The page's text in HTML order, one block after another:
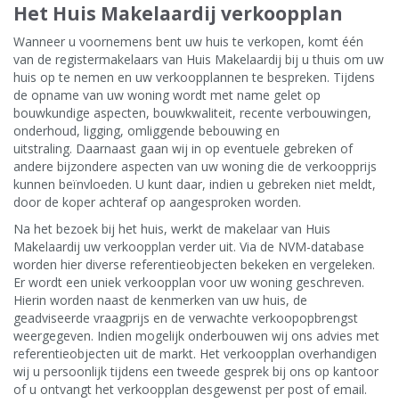
Het Huis Makelaardij verkoopplan
Wanneer u voornemens bent uw huis te verkopen, komt één
van de registermakelaars van Huis Makelaardij bij u thuis om uw
huis op te nemen en uw verkoopplannen te bespreken. Tijdens
de opname van uw woning wordt met name gelet op
bouwkundige aspecten, bouwkwaliteit, recente verbouwingen,
onderhoud, ligging, omliggende bebouwing en
uitstraling. Daarnaast gaan wij in op eventuele gebreken of
andere bijzondere aspecten van uw woning die de verkoopprijs
kunnen beïnvloeden. U kunt daar, indien u gebreken niet meldt,
door de koper achteraf op aangesproken worden.
Na het bezoek bij het huis, werkt de makelaar van Huis
Makelaardij uw verkoopplan verder uit. Via de NVM-database
worden hier diverse referentieobjecten bekeken en vergeleken.
Er wordt een uniek verkoopplan voor uw woning geschreven.
Hierin worden naast de kenmerken van uw huis, de
geadviseerde vraagprijs en de verwachte verkoopopbrengst
weergegeven. Indien mogelijk onderbouwen wij ons advies met
referentieobjecten uit de markt. Het verkoopplan overhandigen
wij u persoonlijk tijdens een tweede gesprek bij ons op kantoor
of u ontvangt het verkoopplan desgewenst per post of email.